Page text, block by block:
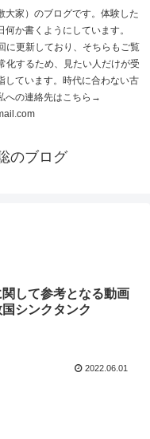
大家）のブログです。体験した
か書くようにしています。
に更新しており、そちらもご覧
化するため、見たい人だけが受
しています。時代に合わない古
への連絡先はこちら→
のブログ
して参考となる動画
シンクタンク
2022.06.01